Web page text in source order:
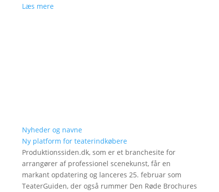
Læs mere
Nyheder og navne
Ny platform for teaterindkøbere
Produktionssiden.dk, som er et branchesite for
arrangører af professionel scenekunst, får en
markant opdatering og lanceres 25. februar som
TeaterGuiden, der også rummer Den Røde Brochures